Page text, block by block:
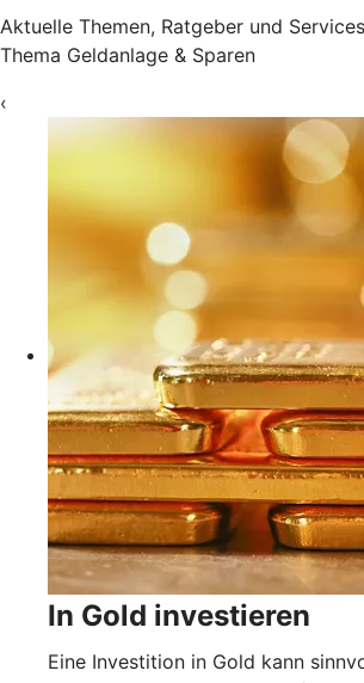
Aktuelle Themen, Ratgeber und
Thema Geldanlage & Sparen
‹
In Gold investieren
Eine Investition in Gold kann